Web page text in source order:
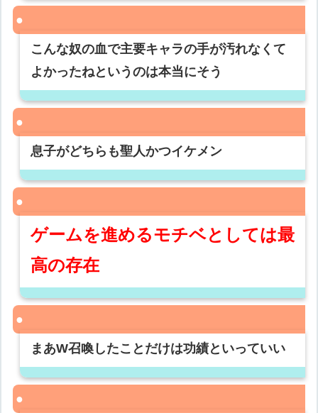
こんな奴の血で主要キャラの手が汚れなくて
よかったねというのは本当にそう
息子がどちらも聖人かつイケメン
ゲームを進めるモチベとしては最
高の存在
まあW召喚したことだけは功績といっていい